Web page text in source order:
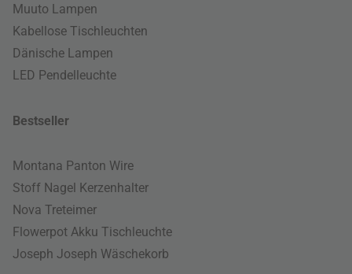
Muuto Lampen
Kabellose Tischleuchten
Dänische Lampen
LED Pendelleuchte
Bestseller
Montana Panton Wire
Stoff Nagel Kerzenhalter
Nova Treteimer
Flowerpot Akku Tischleuchte
Joseph Joseph Wäschekorb